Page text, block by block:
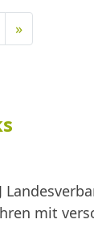
mit
»Nächste